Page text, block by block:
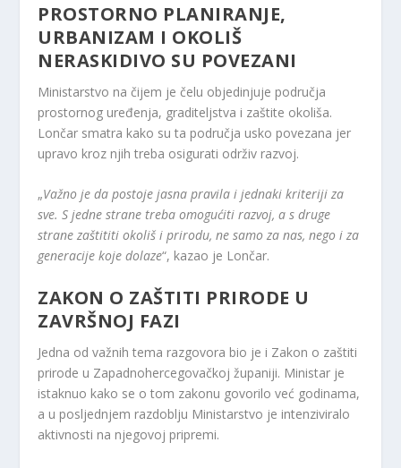
PROSTORNO PLANIRANJE,
URBANIZAM I OKOLIŠ
NERASKIDIVO SU POVEZANI
Ministarstvo na čijem je čelu objedinjuje područja
prostornog uređenja, graditeljstva i zaštite okoliša.
Lončar smatra kako su ta područja usko povezana jer
upravo kroz njih treba osigurati održiv razvoj.
„Važno je da postoje jasna pravila i jednaki kriteriji za
sve. S jedne strane treba omogućiti razvoj, a s druge
strane zaštititi okoliš i prirodu, ne samo za nas, nego i za
generacije koje dolaze“, kazao je Lončar.
ZAKON O ZAŠTITI PRIRODE U
ZAVRŠNOJ FAZI
Jedna od važnih tema razgovora bio je i Zakon o zaštiti
prirode u Zapadnohercegovačkoj županiji. Ministar je
istaknuo kako se o tom zakonu govorilo već godinama,
a u posljednjem razdoblju Ministarstvo je intenziviralo
aktivnosti na njegovoj pripremi.